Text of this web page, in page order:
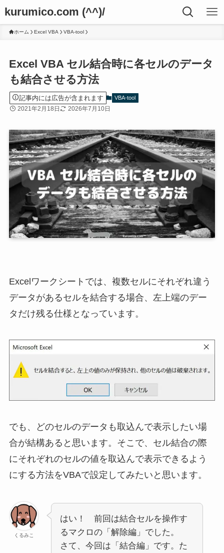
kurumico.com (^^)/
ホーム Excel VBA VBA-tool
Excel VBA セル結合時に各セルのデータ
も結合させる方法
記事内には広告が含まれます VBA-tool
2021年2月18日 2026年7月10日
Excelワークシートでは、複数セルにそれぞれ違う
データがあるセルを結合する場合、左上端のデー
タだけ残る仕様となっています。
でも、どのセルのデータも取込んで表示したい場
合が結構あると思います。そこで、セル結合の際
にそれぞれのセルの値を取込んで表示できるよう
にする方法をVBAで設定してみたいと思います。
くるみこ
はい！ 前回は結合セルを操作す
るマクロの「解除編」でした。
さて、今回は「結合編」です。た